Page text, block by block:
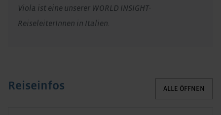
Viola ist eine unserer WORLD INSIGHT-
ReiseleiterInnen in Italien.
Reiseinfos ALLE ÖFFNEN